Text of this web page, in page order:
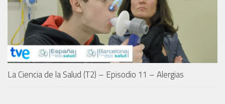
La Ciencia de la Salud (T2) – Episodio 11 – Alergias